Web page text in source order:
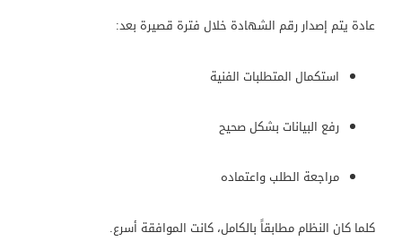
عادة يتم إصدار رقم الشهادة خلال فترة قصيرة بعد:
استكمال المتطلبات الفنية
رفع البيانات بشكل صحيح
مراجعة الطلب واعتماده
كلما كان النظام مطابقاً بالكامل، كانت الموافقة أسرع.